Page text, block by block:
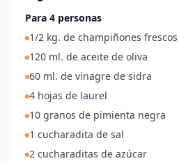
Para 4 personas
1/2 kg. de champiñones frescos
120 ml. de aceite de oliva
60 ml. de vinagre de sidra
4 hojas de laurel
10 granos de pimienta negra
1 cucharadita de sal
2 cucharaditas de azúcar